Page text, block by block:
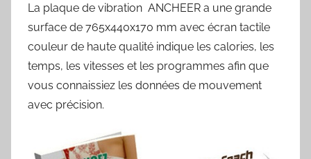
La plaque de vibration ANCHEER a une grande
surface de 765x440x170 mm avec écran tactile
couleur de haute qualité indique les calories, les
temps, les vitesses et les programmes afin que
vous connaissiez les données de mouvement
avec précision.